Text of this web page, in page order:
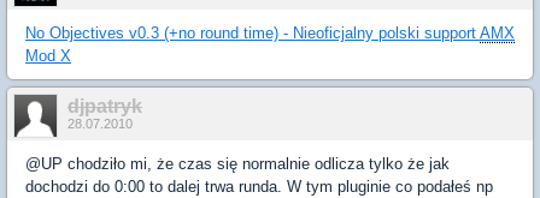
No Objectives v0.3 (+no round time) - Nieoficjalny polski support AMX
Mod X
djpatryk
28.07.2010
@UP chodziło mi, że czas się normalnie odlicza tylko że jak
dochodzi do 0:00 to dalej trwa runda. W tym pluginie co podałeś np